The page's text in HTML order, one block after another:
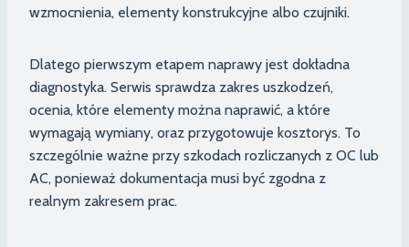
wzmocnienia, elementy konstrukcyjne albo czujniki.
Dlatego pierwszym etapem naprawy jest dokładna
diagnostyka. Serwis sprawdza zakres uszkodzeń,
ocenia, które elementy można naprawić, a które
wymagają wymiany, oraz przygotowuje kosztorys. To
szczególnie ważne przy szkodach rozliczanych z OC lub
AC, ponieważ dokumentacja musi być zgodna z
realnym zakresem prac.